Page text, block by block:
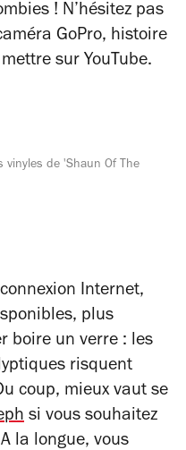
! N’hésitez pas
GoPro, histoire
sur YouTube.
vinyles de 'Shaun Of The
Internet,
plus
boire un verre : les
risquent
coup, mieux vaut se
si vous souhaitez
la longue, vous